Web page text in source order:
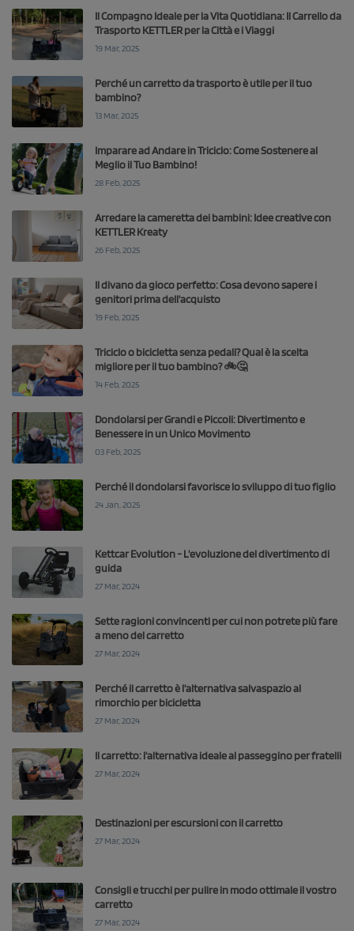
Il Compagno Ideale per la Vita Quotidiana: Il Carrello da
Trasporto KETTLER per la Città e i Viaggi
19 Mar, 2025
Perché un carretto da trasporto è utile per il tuo
bambino?
13 Mar, 2025
Imparare ad Andare in Triciclo: Come Sostenere al
Meglio il Tuo Bambino!
28 Feb, 2025
Arredare la cameretta dei bambini: Idee creative con
KETTLER Kreaty
26 Feb, 2025
Il divano da gioco perfetto: Cosa devono sapere i
genitori prima dell'acquisto
19 Feb, 2025
Triciclo o bicicletta senza pedali? Qual è la scelta
migliore per il tuo bambino? 🚲🤔
14 Feb, 2025
Dondolarsi per Grandi e Piccoli: Divertimento e
Benessere in un Unico Movimento
03 Feb, 2025
Perché il dondolarsi favorisce lo sviluppo di tuo figlio
24 Jan, 2025
Kettcar Evolution - L'evoluzione del divertimento di
guida
27 Mar, 2024
Sette ragioni convincenti per cui non potrete più fare
a meno del carretto
27 Mar, 2024
Perché il carretto è l'alternativa salvaspazio al
rimorchio per bicicletta
27 Mar, 2024
Il carretto: l'alternativa ideale al passeggino per fratelli
27 Mar, 2024
Destinazioni per escursioni con il carretto
27 Mar, 2024
Consigli e trucchi per pulire in modo ottimale il vostro
carretto
27 Mar, 2024